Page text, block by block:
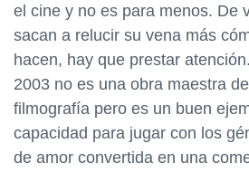
el cine y no es para menos. De
sacan a relucir su vena más
hacen, hay que prestar
2003 no es una obra maestra
filmografía pero es un buen
capacidad para jugar con los
de amor convertida en una